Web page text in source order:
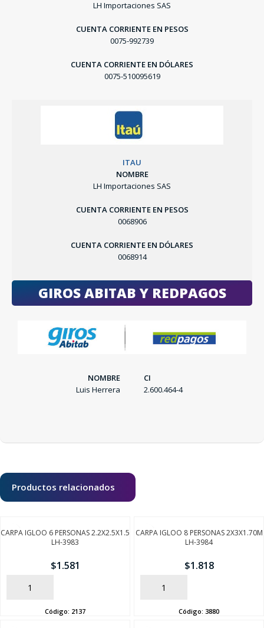
LH Importaciones SAS
CUENTA CORRIENTE EN PESOS
0075-992739
CUENTA CORRIENTE EN DÓLARES
0075-510095619
ITAU
NOMBRE
LH Importaciones SAS
CUENTA CORRIENTE EN PESOS
0068906
CUENTA CORRIENTE EN DÓLARES
0068914
GIROS ABITAB Y REDPAGOS
NOMBRE
Luis Herrera
CI
2.600.464-4
Productos relacionados
CARPA IGLOO 6 PERSONAS 2.2X2.5X1.5
LH-3983
$1.581
AÑADIR
Código: 2137
CARPA IGLOO 8 PERSONAS 2X3X1.70M
LH-3984
$1.818
AÑADIR
Código: 3880